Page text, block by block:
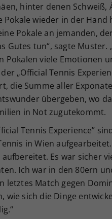
hinter denen
Pokale wieder in der
Pokale an jemanden,
Gutes tun“, sagte
Pokalen viele Emotionen
„Official Tennis
die Summe aller
übergeben, wo
in Not zugutekommt.
Tennis Experience”
in Wien
Es war sicher
Ich war in den 80ern
letztes Match gegen
wie sich die Dinge